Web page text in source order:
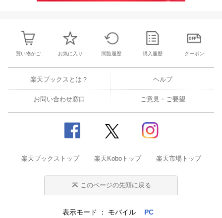
買い物かご お気に入り 閲覧履歴 購入履歴 クーポン
楽天ブックスとは？ ヘルプ
お問い合わせ窓口 ご意見・ご要望
楽天ブックストップ 楽天Koboトップ 楽天市場トップ
このページの先頭に戻る
表示モード モバイル PC